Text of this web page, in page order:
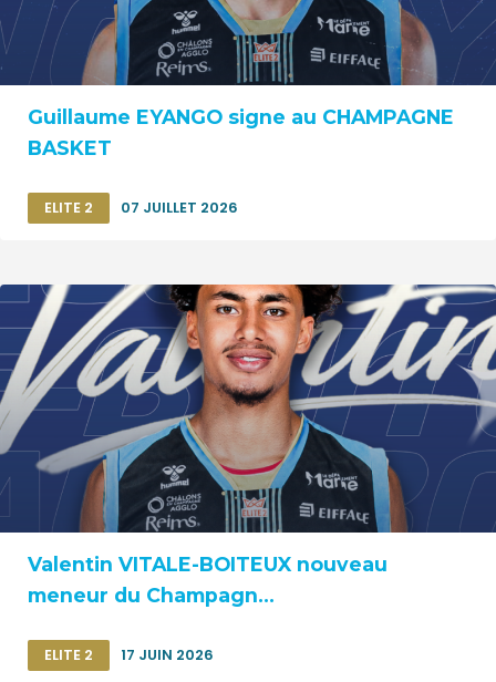
Guillaume EYANGO signe au CHAMPAGNE
BASKET
ELITE 2 07 JUILLET 2026
Valentin VITALE-BOITEUX nouveau
meneur du Champagn...
ELITE 2 17 JUIN 2026